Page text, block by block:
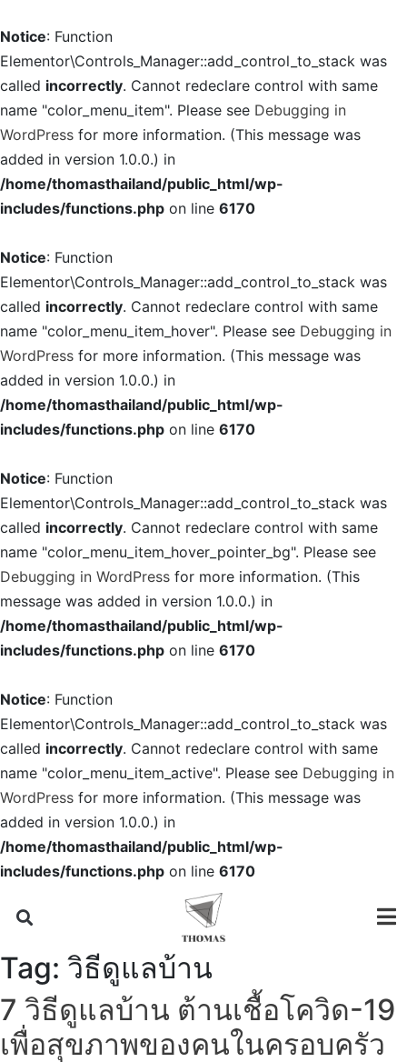
Notice: Function
Elementor\Controls_Manager::add_control_to_stack was
called incorrectly. Cannot redeclare control with same
name "color_menu_item". Please see Debugging in
WordPress for more information. (This message was
added in version 1.0.0.) in
/home/thomasthailand/public_html/wp-
includes/functions.php on line 6170
Notice: Function
Elementor\Controls_Manager::add_control_to_stack was
called incorrectly. Cannot redeclare control with same
name "color_menu_item_hover". Please see Debugging in
WordPress for more information. (This message was
added in version 1.0.0.) in
/home/thomasthailand/public_html/wp-
includes/functions.php on line 6170
Notice: Function
Elementor\Controls_Manager::add_control_to_stack was
called incorrectly. Cannot redeclare control with same
name "color_menu_item_hover_pointer_bg". Please see
Debugging in WordPress for more information. (This
message was added in version 1.0.0.) in
/home/thomasthailand/public_html/wp-
includes/functions.php on line 6170
Notice: Function
Elementor\Controls_Manager::add_control_to_stack was
called incorrectly. Cannot redeclare control with same
name "color_menu_item_active". Please see Debugging in
WordPress for more information. (This message was
added in version 1.0.0.) in
/home/thomasthailand/public_html/wp-
includes/functions.php on line 6170
Tag: วิธีดูแลบ้าน
7 วิธีดูแลบ้าน ต้านเชื้อโควิด-19
เพื่อสุขภาพของคนในครอบครัว